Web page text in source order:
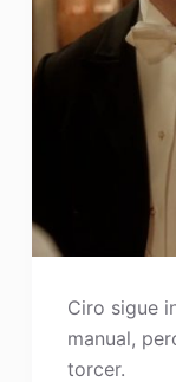
Ciro sigue
manual,
torcer.